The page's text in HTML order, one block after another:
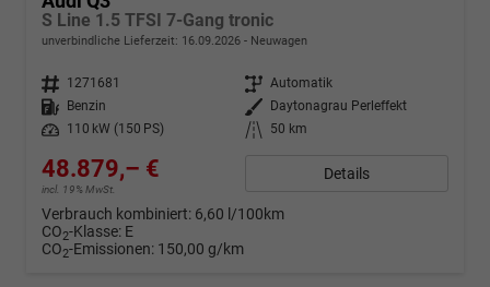
S Line 1.5 TFSI 7-Gang tronic
unverbindliche Lieferzeit: 16.09.2026 Neuwagen
Fahrzeugnr. 1271681 Getriebe Automatik
Kraftstoff
Benzin Außenfarbe
Daytonagrau Perleffekt
Leistung
110 kW (150 PS) Kilometerstand 50 km
48.879,– €
incl. 19% MwSt.
Details
Verbrauch kombiniert: 6,60 l/100km
CO2-Klasse: E
CO2-Emissionen: 150,00 g/km